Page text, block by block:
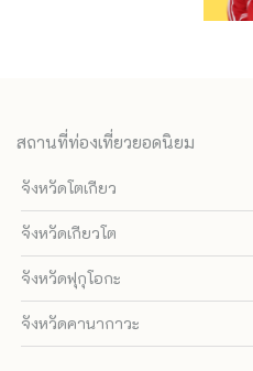
สถานที่ท่องเที่ยวยอดนิยม
จังหวัดโตเกียว
จังหวัดเกียวโต
จังหวัดฟุกุโอกะ
จังหวัดคานากาวะ